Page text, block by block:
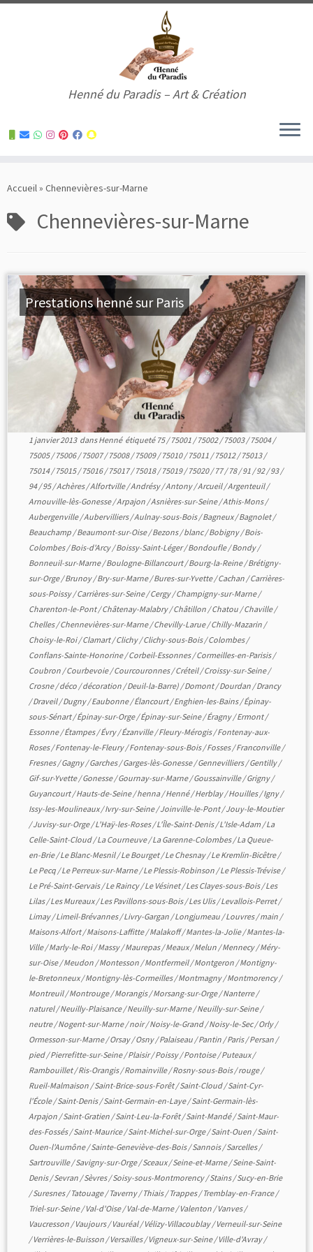
to
Henné du Paradis – Art & Création
Accueil» Chennevières-sur-Marne
Chennevières-sur-Marne
Prestations henné sur Paris
1 janvier 2013dansHenné étiqueté 75/75001 /75002/75003/75004/
75005/75006/75007/75008/75009/75010/75011 /75012/75013/
75014/75015/75016/75017/75018/75019/75020/77/78/91 /92/93/
94/95/Achères/Alfortville/Andrésy/Antony/Arcueil/Argenteuil/
Arnouville-lès-Gonesse/Arpajon /Asnières-sur-Seine/Athis-Mons/
Aubergenville/Aubervilliers/Aulnay-sous-Bois/Bagneux/Bagnolet/
Beauchamp /Beaumont-sur-Oise/Bezons/blanc/Bobigny/Bois-
Colombes/Bois-d'Arcy/Boissy-Saint-Léger/Bondoufle/Bondy/
Bonneuil-sur-Marne/Boulogne-Billancourt/Bourg-la-Reine/Brétigny-
sur-Orge/Brunoy/Bry-sur-Marne/Bures-sur-Yvette/Cachan /Carrières-
sous-Poissy/Carrières-sur-Seine/Cergy/Champigny-sur-Marne/
Charenton-le-Pont/Châtenay-Malabry/Châtillon /Chatou /Chaville/
Chelles/Chennevières-sur-Marne/Chevilly-Larue/Chilly-Mazarin /
Choisy-le-Roi/Clamart/Clichy/Clichy-sous-Bois/Colombes/
Conflans-Sainte-Honorine/Corbeil-Essonnes/Cormeilles-en-Parisis/
Coubron /Courbevoie/Courcouronnes/Créteil/Croissy-sur-Seine/
Crosne/déco /décoration /Deuil-la-Barre) /Domont/Dourdan /Drancy
/Draveil/Dugny/Eaubonne/Élancourt/Enghien-les-Bains/Épinay-
sous-Sénart/Épinay-sur-Orge/Épinay-sur-Seine/Éragny/Ermont/
Essonne/Étampes/Évry/Ézanville/Fleury-Mérogis/Fontenay-aux-
Roses/Fontenay-le-Fleury/Fontenay-sous-Bois/Fosses/Franconville/
Fresnes/Gagny/Garches/Garges-lès-Gonesse/Gennevilliers/Gentilly/
Gif-sur-Yvette/Gonesse/Gournay-sur-Marne/Goussainville/Grigny/
Guyancourt/Hauts-de-Seine/henna/Henné/Herblay/Houilles/Igny/
Issy-les-Moulineaux/Ivry-sur-Seine/Joinville-le-Pont/Jouy-le-Moutier
/Juvisy-sur-Orge/L'Haÿ-les-Roses/L'Île-Saint-Denis/L'Isle-Adam /La
Celle-Saint-Cloud/La Courneuve/La Garenne-Colombes/La Queue-
en-Brie/Le Blanc-Mesnil/Le Bourget/Le Chesnay/Le Kremlin-Bicêtre/
Le Pecq /Le Perreux-sur-Marne/Le Plessis-Robinson /Le Plessis-Trévise/
Le Pré-Saint-Gervais/Le Raincy/Le Vésinet/Les Clayes-sous-Bois/Les
Lilas/Les Mureaux/Les Pavillons-sous-Bois/Les Ulis/Levallois-Perret/
Limay/Limeil-Brévannes/Livry-Gargan /Longjumeau /Louvres/main /
Maisons-Alfort/Maisons-Laffitte/Malakoff/Mantes-la-Jolie/Mantes-la-
Ville/Marly-le-Roi/Massy/Maurepas/Meaux/Melun /Mennecy/Méry-
sur-Oise/Meudon /Montesson /Montfermeil/Montgeron /Montigny-
le-Bretonneux/Montigny-lès-Cormeilles/Montmagny/Montmorency/
Montreuil/Montrouge/Morangis/Morsang-sur-Orge/Nanterre/
naturel/Neuilly-Plaisance/Neuilly-sur-Marne/Neuilly-sur-Seine/
neutre/Nogent-sur-Marne/noir/Noisy-le-Grand/Noisy-le-Sec/Orly/
Ormesson-sur-Marne/Orsay/Osny/Palaiseau /Pantin /Paris/Persan /
pied/Pierrefitte-sur-Seine/Plaisir/Poissy/Pontoise/Puteaux/
Rambouillet/Ris-Orangis/Romainville/Rosny-sous-Bois/rouge/
Rueil-Malmaison /Saint-Brice-sous-Forêt/Saint-Cloud/Saint-Cyr-
l'École/Saint-Denis/Saint-Germain-en-Laye/Saint-Germain-lès-
Arpajon /Saint-Gratien /Saint-Leu-la-Forêt/Saint-Mandé/Saint-Maur-
des-Fossés/Saint-Maurice/Saint-Michel-sur-Orge/Saint-Ouen /Saint-
Ouen-l'Aumône/Sainte-Geneviève-des-Bois/Sannois/Sarcelles/
Sartrouville/Savigny-sur-Orge/Sceaux/Seine-et-Marne/Seine-Saint-
Denis/Sevran /Sèvres/Soisy-sous-Montmorency/Stains/Sucy-en-Brie
/Suresnes/Tatouage/Taverny/Thiais/Trappes/Tremblay-en-France/
Triel-sur-Seine/Val-d'Oise/Val-de-Marne/Valenton /Vanves/
Vaucresson /Vaujours/Vauréal/Vélizy-Villacoublay/Verneuil-sur-Seine
/Verrières-le-Buisson /Versailles/Vigneux-sur-Seine/Ville-d'Avray/